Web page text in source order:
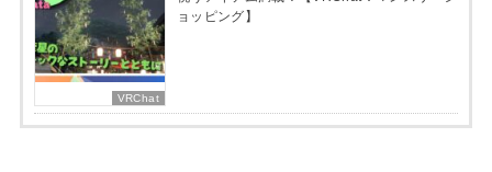
VRChat
ョッピング】